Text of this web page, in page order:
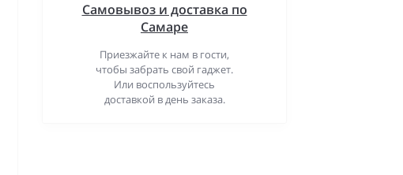
Самовывоз и доставка по
Самаре
Приезжайте к нам в гости,
чтобы забрать свой гаджет.
Или воспользуйтесь
доставкой в день заказа.